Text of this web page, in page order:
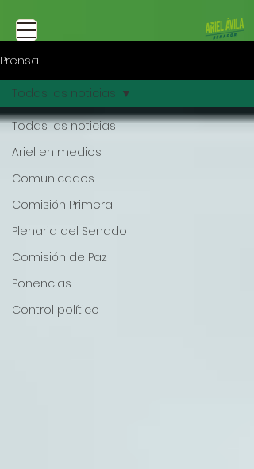
Prensa
Todas las noticias
Ariel en medios
Comunicados
Comisión Primera
Plenaria del Senado
Comisión de Paz
Ponencias
Control político
Todas las noticias